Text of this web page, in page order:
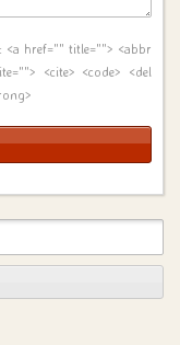
<a href="" title=""> <abbr
<cite> <code> <del